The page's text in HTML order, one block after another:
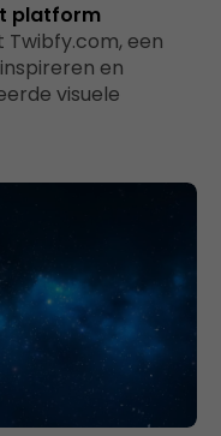
platform
een
en
visuele